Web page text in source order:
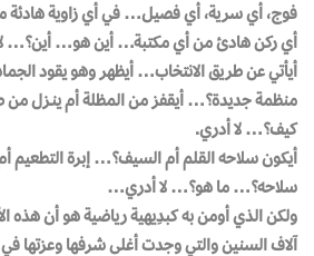
فوج، أي سرية، أي فصيل… في أي زاوية
أي ركن هادئ من أي مكتبة… أين هو… أين؟…
أيأتي عن طريق الانتخاب… أيظهر وهو يقود
منظمة جديدة؟… أيقفز من المظلة أم ينـزل
كيف؟… لا أدري.
أيكون سلاحه القلم أم السيف؟… إبرة التطعيم
سلاحه؟… ما هو؟… لا أدري…
ولكن الذي أومن به كبدِيهية رياضية هو أن هذه
آلاف السنين والتي وجدت أغلى شرفها وعزتها